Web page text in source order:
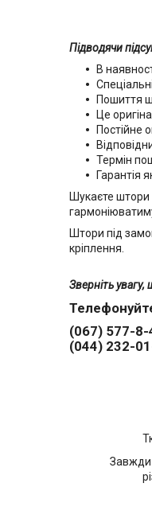
Підводячи
В
Пошиття
Це
Постійне
Термін
Гарантія
Шукаєте штори
Штори під
кріплення.
Зверніть
(067) 577-8-
(044) 232-
Завжди